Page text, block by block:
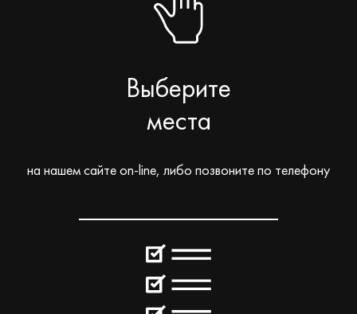
Выберите
места
на нашем сайте on-line, либо позвоните по телефону